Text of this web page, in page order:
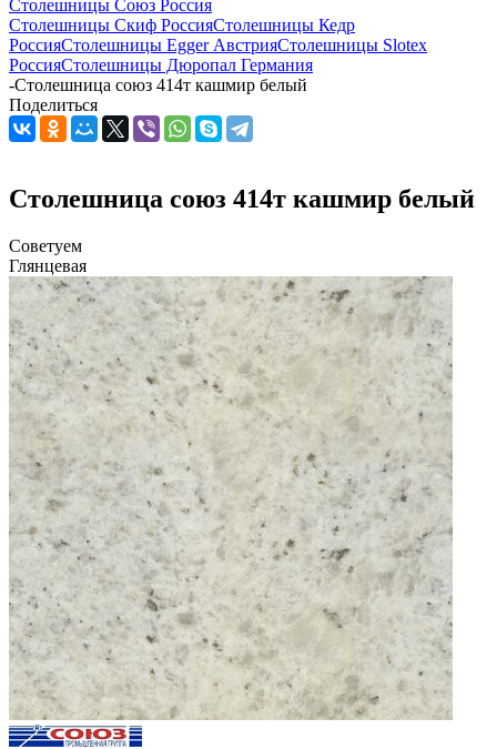
Столешницы Союз Россия
Столешницы Скиф РоссияСтолешницы Кедр
РоссияСтолешницы Egger АвстрияСтолешницы Slotex
РоссияСтолешницы Дюропал Германия
-Столешница союз 414т кашмир белый
Поделиться
Столешница союз 414т кашмир белый
Советуем
Глянцевая